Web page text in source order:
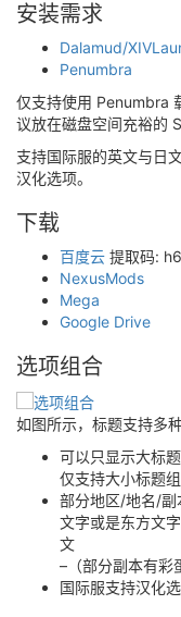
安装需求
Dalamud/
Penumbra
仅支持使用 Penumbra
议放在磁盘空间充裕的
支持国际服的英文与日
汉化选项。
下载
百度云 提取码:
NexusMods
Mega
Google Drive
选项组合
如图所示，标题支持多
可以只显示大标
仅支持大小标题组
部分地区/地名/副
文字或是东方文
文
–（部分副本有彩
国际服支持汉化